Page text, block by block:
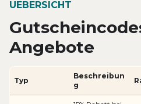
UEBERSICHT
Angebote
Typ
Beschreibun
g